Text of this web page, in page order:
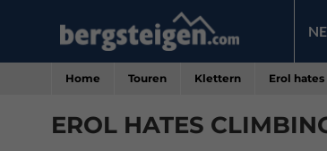
Home Touren Klettern Erol
EROL HATES